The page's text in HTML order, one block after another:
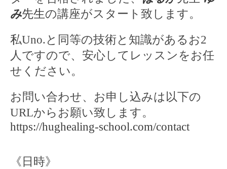
み先生の講座がスタート致します。
私Uno. と同等の技術と知識があるお2
人ですので、安心してレッスンをお任
せください。
お問い合わせ、お申し込みは以下の
URLからお願い致します。
https://hughealing-school.com/contact
《日時》